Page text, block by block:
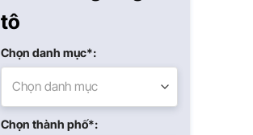
tô
Chọn danh mục*:
Chọn danh mục
Chọn thành phố*: